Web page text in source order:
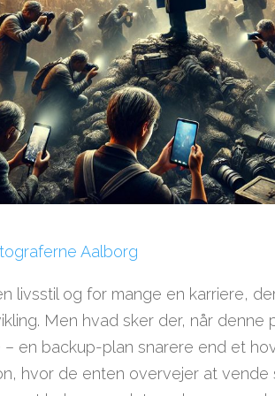
Aalborg
livsstil og for mange en karriere,
Men hvad sker der, når denne
en backup-plan snarere end et
hvor de enten overvejer at